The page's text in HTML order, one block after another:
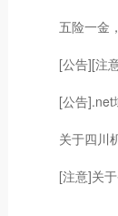
五险一金
[公告][注
[公告].net
关于四川
[注意]关